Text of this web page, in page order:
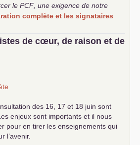
le PCF , une exigence de notre
complète et les signataires
de cœur, de raison et de
des 16, 17 et 18 juin sont
enjeux sont importants et il nous
pour en tirer les enseignements qui
l’avenir.